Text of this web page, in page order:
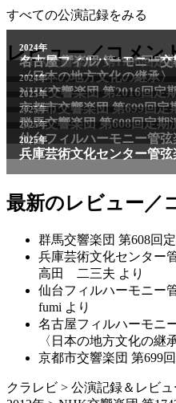
すべての公演記録をみる
レビュー／コメン
2011年
NHK交響楽団 第1706回定
2024年
名古屋フィルハーモニー
〈日本の地方文化の継承〉
2024年
NHK交響楽団 第2016回定
2025年
京都市交響楽団 第699回定
2025年
群馬交響楽団 第608回定期
2025年
仙台フィルハーモニー管
2025年
兵庫芸術文化センター管
最新のレビュー／
群馬交響楽団 第608回
兵庫芸術文化センター
高田 二三夫 より
仙台フィルハーモニー
fumi より
名古屋フィルハーモニ
〈日本の地方文化の継承
京都市交響楽団 第699
クラレビ > 公演記録＆レビ